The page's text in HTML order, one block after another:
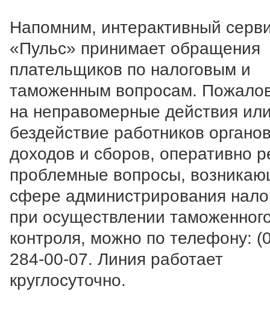
Напомним, интерактивный
«Пульс» принимает обращения
плательщиков по налоговым и
таможенным вопросам.
на неправомерные действия
бездействие работников
доходов и сборов, оперативно
проблемные вопросы,
сфере администрирования
при осуществлении
контроля, можно по телефону:
284-00-07. Линия работает
круглосуточно.